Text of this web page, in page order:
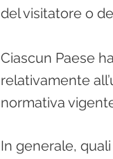
del visitatore o
Ciascun Paese
relativamente
normativa
In generale,